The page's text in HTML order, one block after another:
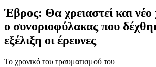
Έβρος: Θα χρειαστεί και νέο
o συνοριοφύλακας που
εξέλιξη οι έρευνες
Το χρονικό του τραυματισμού του